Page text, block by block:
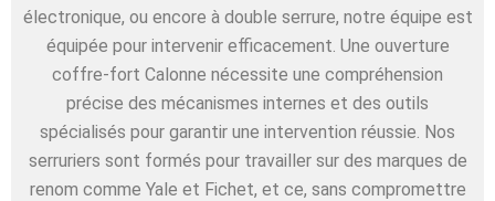
électronique, ou encore à double serrure, notre équipe est
équipée pour intervenir efficacement. Une ouverture
coffre-fort Calonne nécessite une compréhension
précise des mécanismes internes et des outils
spécialisés pour garantir une intervention réussie. Nos
serruriers sont formés pour travailler sur des marques de
renom comme Yale et Fichet, et ce, sans compromettre